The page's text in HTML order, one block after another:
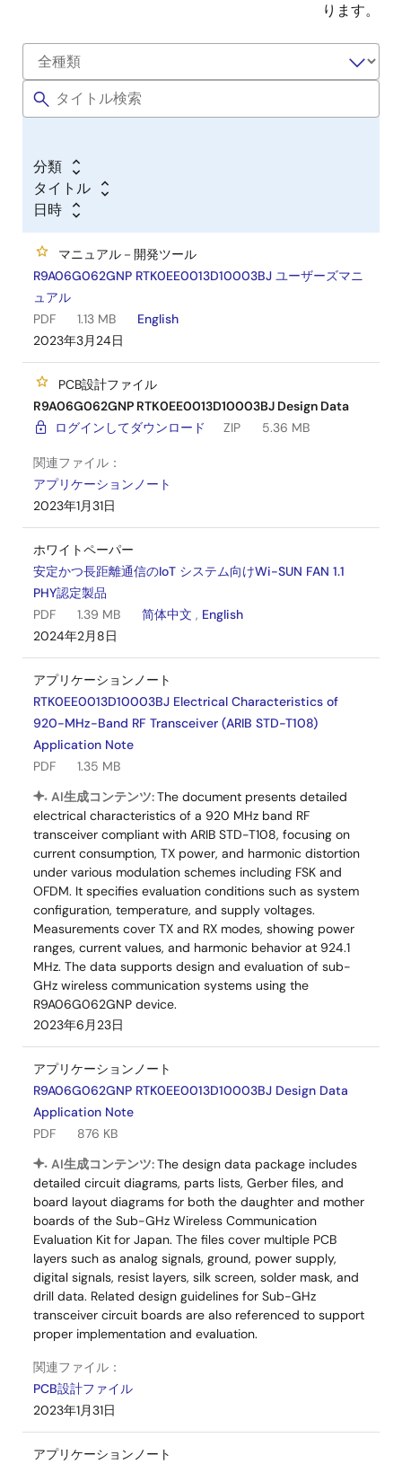
ります。
分類
タイトル
日時
マニュアル－開発ツール
R9A06G062GNP RTK0EE0013D10003BJ ユーザーズマニ
ュアル
PDF
1.13 MB
English
2023年3月24日
PCB設計ファイル
R9A06G062GNP RTK0EE0013D10003BJ Design Data
ログインしてダウンロード
ZIP 5.36 MB
関連ファイル：
アプリケーションノート
2023年1月31日
ホワイトペーパー
安定かつ長距離通信のIoT システム向けWi-SUN FAN 1.1
PHY認定製品
PDF
1.39 MB 简体中文 , English
2024年2月8日
アプリケーションノート
RTK0EE0013D10003BJ Electrical Characteristics of
920-MHz-Band RF Transceiver (ARIB STD-T108)
Application Note
PDF
1.35 MB
AI生成コンテンツ:The document presents detailed
electrical characteristics of a 920 MHz band RF
transceiver compliant with ARIB STD-T108, focusing on
current consumption, TX power, and harmonic distortion
under various modulation schemes including FSK and
OFDM. It specifies evaluation conditions such as system
configuration, temperature, and supply voltages.
Measurements cover TX and RX modes, showing power
ranges, current values, and harmonic behavior at 924.1
MHz. The data supports design and evaluation of sub-
GHz wireless communication systems using the
R9A06G062GNP device.
2023年6月23日
アプリケーションノート
R9A06G062GNP RTK0EE0013D10003BJ Design Data
Application Note
PDF
876 KB
AI生成コンテンツ:The design data package includes
detailed circuit diagrams, parts lists, Gerber files, and
board layout diagrams for both the daughter and mother
boards of the Sub-GHz Wireless Communication
Evaluation Kit for Japan. The files cover multiple PCB
layers such as analog signals, ground, power supply,
digital signals, resist layers, silk screen, solder mask, and
drill data. Related design guidelines for Sub-GHz
transceiver circuit boards are also referenced to support
proper implementation and evaluation.
関連ファイル：
PCB設計ファイル
2023年1月31日
アプリケーションノート